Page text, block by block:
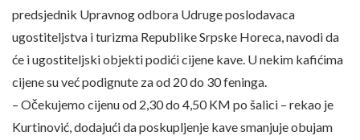
predsjednik Upravnog odbora Udruge poslodavaca
ugostiteljstva i turizma Republike Srpske Horeca, navodi da
će i ugostiteljski objekti podići cijene kave. U nekim kafićima
cijene su već podignute za od 20 do 30 feninga.
– Očekujemo cijenu od 2,30 do 4,50 KM po šalici – rekao je
Kurtinović, dodajući da poskupljenje kave smanjuje obujam